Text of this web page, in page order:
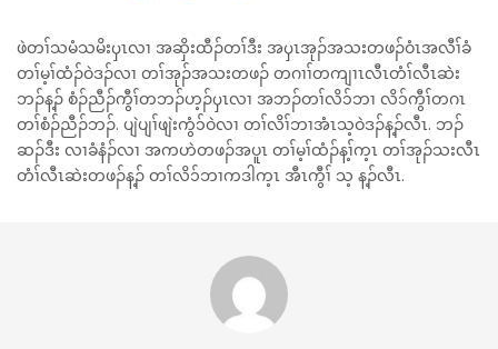
ဖဲတၢ်သမံသမိးၦၤလၢ အဆှိးထီၣ်တၢ်ဒီး အၦၤအုၣ်အသးတဖၣ်ဝံၤအလီၢ်ခံ
တၢ်မ့ၢ်ထံၣ်ဝဲဒၣ်လၢ တၢ်အုၣ်အသးတဖၣ် တဂၢၢ်တကျၢၤလီၤတံၢ်လီၤဆဲး
ဘၣ်န့ၣ် စံၣ်ညီၣ်ကွီၢ်တဘၣ်ဟ့ၣ်ၦၤလၢ အဘၣ်တၢ်လိ၁်ဘၢ လိ၁်ကွီၢ်တဂၤ
တၢ်စံၣ်ညီၣ်ဘၣ်. ပျဲပျၢ်ဖျဲးကွံ၁်ဝဲလၢ တၢ်လိၢ်ဘၢအံၤသ့ဝဲဒၣ်န့ၣ်လီၤ. ဘၣ်
ဆၣ်ဒီး လၢခံနံၣ်လၢ အကဟဲတဖၣ်အပူၤ တၢ်မ့ၢ်ထံၣ်န့ၢ်က့ၤ တၢ်အုၣ်သးလီၤ
တံၢ်လီၤဆဲးတဖၣ်န့ၣ် တၢ်လိ၁်ဘၢကဒါက့ၤ အီၤကွီၢ် သ့ န့ၣ်လီၤ.
Remember me
Login
Lost password?